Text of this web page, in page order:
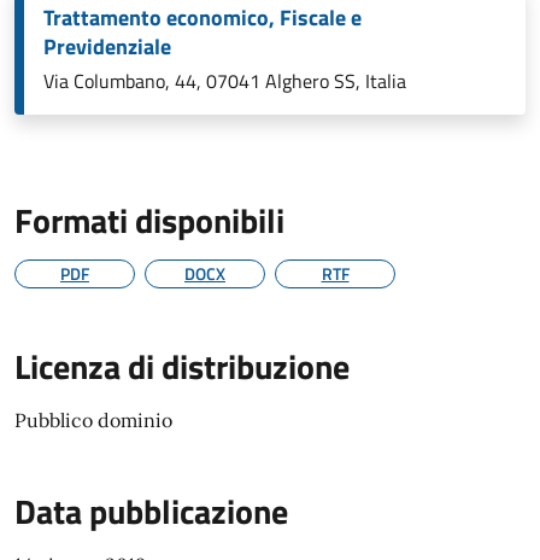
Trattamento economico, Fiscale e
Previdenziale
Via Columbano, 44, 07041 Alghero SS, Italia
Formati disponibili
PDF DOCX RTF
Licenza di distribuzione
Pubblico dominio
Data pubblicazione